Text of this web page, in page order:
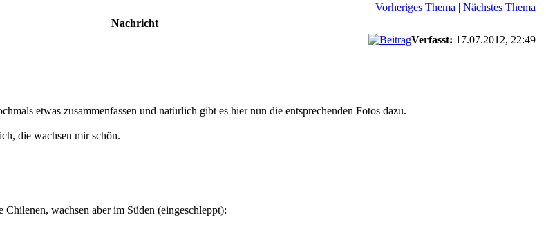
Vorheriges Thema | Nächstes Thema
Nachricht
Verfasst: 17.07.2012, 22:49
etwas zusammenfassen und natürlich gibt es hier nun die entsprechenden Fotos dazu.
die wachsen mir schön.
wachsen aber im Süden (eingeschleppt):